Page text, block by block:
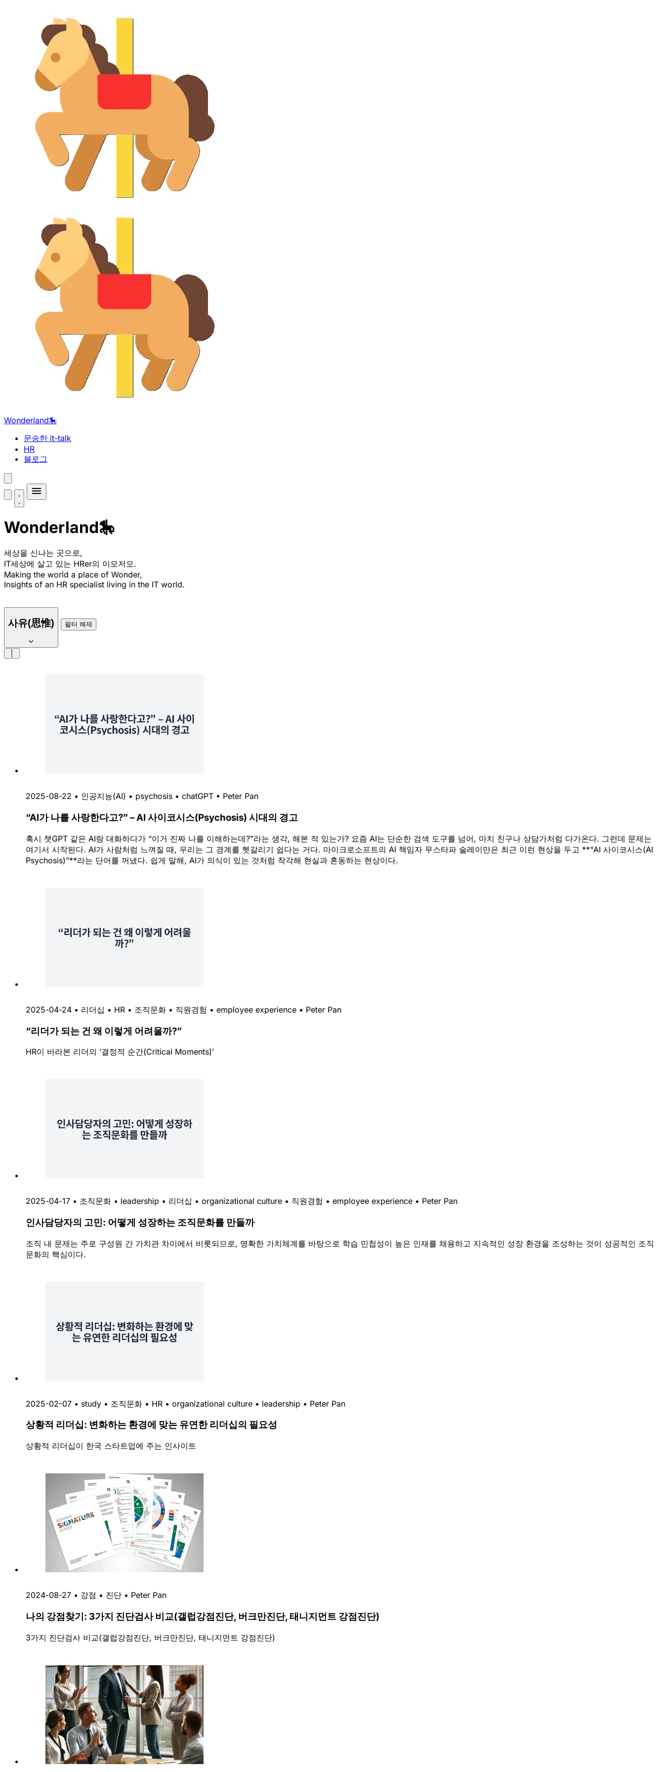
Wonderland🎠
문송한 it-talk
HR
블로그
Wonderland🎠
세상을 신나는 곳으로,
IT세상에 살고 있는 HRer의 이모저모.
Making the world a place of Wonder,
Insights of an HR specialist living in the IT world.
사유(思惟) 필터 해제
2025-08-22 • 인공지능(AI) • psychosis • chatGPT • Peter Pan
“AI가 나를 사랑한다고?” – AI 사이코시스(Psychosis) 시대의 경고
혹시 챗GPT 같은 AI랑 대화하다가 “이거 진짜 나를 이해하는데?”라는 생각, 해본 적 있는가? 요즘 AI는 단순한 검색 도구를 넘어, 마치 친구나 상담가처럼 다가온다. 그런데 문제는
여기서 시작된다. AI가 사람처럼 느껴질 때, 우리는 그 경계를 헷갈리기 쉽다는 거다. 마이크로소프트의 AI 책임자 무스타파 술레이만은 최근 이런 현상을 두고 **“AI 사이코시스(AI
Psychosis)”**라는 단어를 꺼냈다. 쉽게 말해, AI가 의식이 있는 것처럼 착각해 현실과 혼동하는 현상이다.
2025-04-24 • 리더십 • HR • 조직문화 • 직원경험 • employee experience • Peter Pan
“리더가 되는 건 왜 이렇게 어려울까?”
HR이 바라본 리더의 ‘결정적 순간(Critical Moments)’
2025-04-17 • 조직문화 • leadership • 리더십 • organizational culture • 직원경험 • employee experience • Peter Pan
인사담당자의 고민: 어떻게 성장하는 조직문화를 만들까
조직 내 문제는 주로 구성원 간 가치관 차이에서 비롯되므로, 명확한 가치체계를 바탕으로 학습 민첩성이 높은 인재를 채용하고 지속적인 성장 환경을 조성하는 것이 성공적인 조직
문화의 핵심이다.
2025-02-07 • study • 조직문화 • HR • organizational culture • leadership • Peter Pan
상황적 리더십: 변화하는 환경에 맞는 유연한 리더십의 필요성
상황적 리더십이 한국 스타트업에 주는 인사이트
2024-08-27 • 강점 • 진단 • Peter Pan
나의 강점찾기: 3가지 진단검사 비교(갤럽강점진단, 버크만진단, 태니지먼트 강점진단)
3가지 진단검사 비교(갤럽강점진단, 버크만진단, 태니지먼트 강점진단)